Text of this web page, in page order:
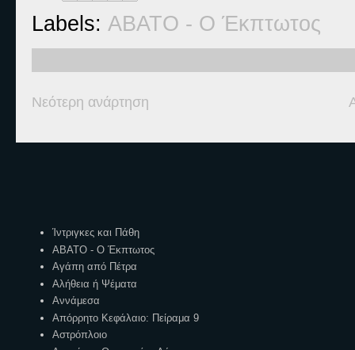
Labels: ΑΒΑΤΟ - Ο Έκπτωτος
Νεότερη ανάρτηση
Ίντριγκες και Πάθη
ΑΒΑΤΟ - Ο Έκπτωτος
Αγάπη από Πέτρα
Αλήθεια ή Ψέματα
Αννάμεσα
Απόρρητο Κεφάλαιο: Πείραμα 9
Αστρόπλοιο